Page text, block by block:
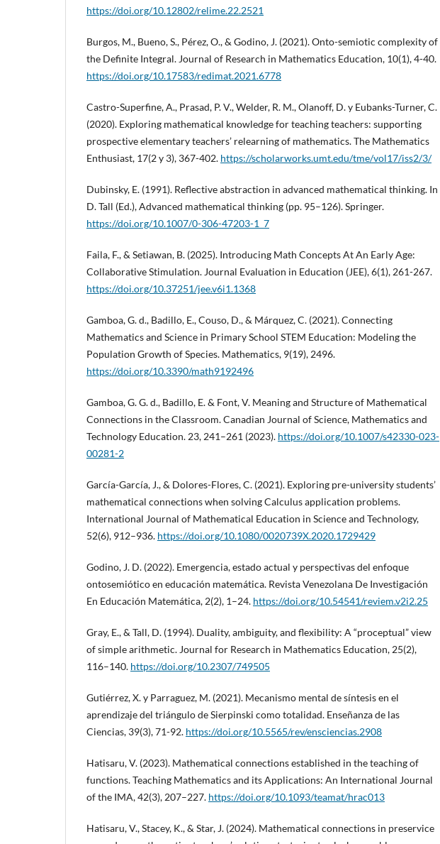
https://doi.org/10.12802/relime.22.2521
Burgos, M., Bueno, S., Pérez, O., & Godino, J. (2021). Onto-semiotic complexity of
the Definite Integral. Journal of Research in Mathematics Education, 10(1), 4-40.
https://doi.org/10.17583/redimat.2021.6778
Castro-Superfine, A., Prasad, P. V., Welder, R. M., Olanoff, D. y Eubanks-Turner, C.
(2020). Exploring mathematical knowledge for teaching teachers: supporting
prospective elementary teachers’ relearning of mathematics. The Mathematics
Enthusiast, 17(2 y 3), 367-402. https://scholarworks.umt.edu/tme/vol17/iss2/3/
Dubinsky, E. (1991). Reflective abstraction in advanced mathematical thinking. In
D. Tall (Ed.), Advanced mathematical thinking (pp. 95–126). Springer.
https://doi.org/10.1007/0-306-47203-1_7
Faila, F., & Setiawan, B. (2025). Introducing Math Concepts At An Early Age:
Collaborative Stimulation. Journal Evaluation in Education (JEE), 6(1), 261-267.
https://doi.org/10.37251/jee.v6i1.1368
Gamboa, G. d., Badillo, E., Couso, D., & Márquez, C. (2021). Connecting
Mathematics and Science in Primary School STEM Education: Modeling the
Population Growth of Species. Mathematics, 9(19), 2496.
https://doi.org/10.3390/math9192496
Gamboa, G. G. d., Badillo, E. & Font, V. Meaning and Structure of Mathematical
Connections in the Classroom. Canadian Journal of Science, Mathematics and
Technology Education. 23, 241–261 (2023). https://doi.org/10.1007/s42330-023-
00281-2
García-García, J., & Dolores-Flores, C. (2021). Exploring pre-university students’
mathematical connections when solving Calculus application problems.
International Journal of Mathematical Education in Science and Technology,
52(6), 912–936. https://doi.org/10.1080/0020739X.2020.1729429
Godino, J. D. (2022). Emergencia, estado actual y perspectivas del enfoque
ontosemiótico en educación matemática. Revista Venezolana De Investigación
En Educación Matemática, 2(2), 1–24. https://doi.org/10.54541/reviem.v2i2.25
Gray, E., & Tall, D. (1994). Duality, ambiguity, and flexibility: A “proceptual” view
of simple arithmetic. Journal for Research in Mathematics Education, 25(2),
116–140. https://doi.org/10.2307/749505
Gutiérrez, X. y Parraguez, M. (2021). Mecanismo mental de síntesis en el
aprendizaje del triángulo de Sierpinski como totalidad. Enseñanza de las
Ciencias, 39(3), 71-92. https://doi.org/10.5565/rev/ensciencias.2908
Hatisaru, V. (2023). Mathematical connections established in the teaching of
functions. Teaching Mathematics and its Applications: An International Journal
of the IMA, 42(3), 207–227. https://doi.org/10.1093/teamat/hrac013
Hatisaru, V., Stacey, K., & Star, J. (2024). Mathematical connections in preservice